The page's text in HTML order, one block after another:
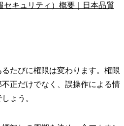
セキュリティ）概要｜日本品質
たびに権限は変わります。権限
正だけでなく、誤操作による情
ょう。